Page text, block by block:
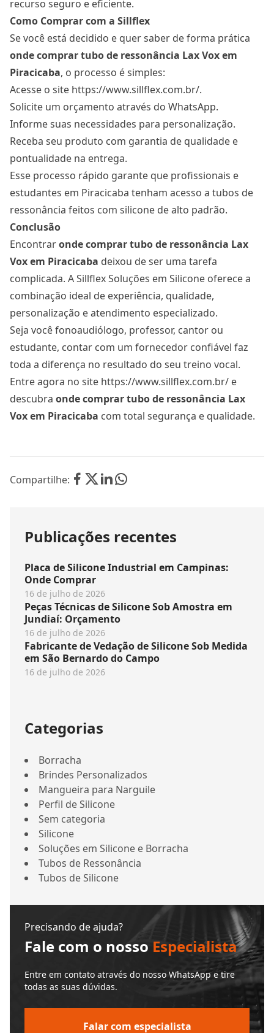
recurso seguro e eficiente.
Como Comprar com a Sillflex
Se você está decidido e quer saber de forma prática
onde comprar tubo de ressonância Lax Voxem
Piracicaba, o processo é simples:
Acesse o site https://www.sillflex.com.br/.
Solicite um orçamento através do WhatsApp.
Informe suas necessidades para personalização.
Receba seu produto com garantia de qualidade e
pontualidade na entrega.
Esse processo rápido garante que profissionais e
estudantes em Piracicaba tenham acesso a tubos de
ressonância feitos com silicone de alto padrão.
Conclusão
Encontraronde comprar tubo de ressonância Lax
Voxem Piracicaba deixou de ser uma tarefa
complicada. A Sillflex Soluções em Silicone oferece a
combinação ideal de experiência, qualidade,
personalização e atendimento especializado.
Seja você fonoaudiólogo, professor, cantor ou
estudante, contar com um fornecedor confiável faz
toda a diferença no resultado do seu treino vocal.
Entre agora no site https://www.sillflex.com.br/ e
descubra onde comprar tubo de ressonância Lax
Voxem Piracicaba com total segurança e qualidade.
Compartilhe:
Publicações recentes
Placa de Silicone Industrial em Campinas:
Onde Comprar
16 de julho de 2026
Peças Técnicas de Silicone Sob Amostra em
Jundiaí: Orçamento
16 de julho de 2026
Fabricante de Vedação de Silicone Sob Medida
em São Bernardo do Campo
16 de julho de 2026
Categorias
Borracha
Brindes Personalizados
Mangueira para Narguile
Perfil de Silicone
Sem categoria
Silicone
Soluções em Silicone e Borracha
Tubos de Ressonância
Tubos de Silicone
Precisando de ajuda?
Fale com o nosso Especialista
Entre em contato através do nosso WhatsApp e tire
todas as suas dúvidas.
Falar com especialista